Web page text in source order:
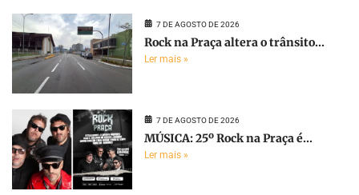
7 DE AGOSTO DE 2026
Rock na Praça altera o trânsito...
Ler mais »
7 DE AGOSTO DE 2026
MÚSICA: 25º Rock na Praça é...
Ler mais »